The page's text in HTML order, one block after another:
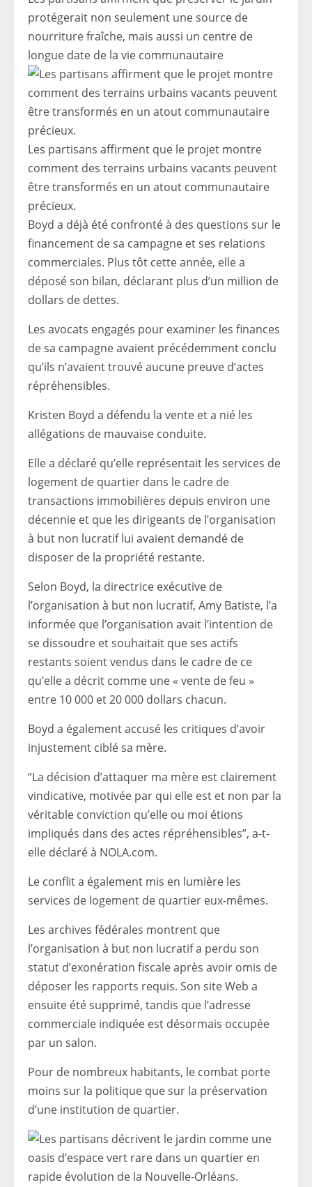
protégerait non seulement une source de
nourriture fraîche, mais aussi un centre de
longue date de la vie communautaire
Les partisans affirment que le projet montre
comment des terrains urbains vacants peuvent
être transformés en un atout communautaire
précieux.
Boyd a déjà été confronté à des questions sur le
financement de sa campagne et ses relations
commerciales. Plus tôt cette année, elle a
déposé son bilan, déclarant plus d’un million de
dollars de dettes.
Les avocats engagés pour examiner les finances
de sa campagne avaient précédemment conclu
qu’ils n’avaient trouvé aucune preuve d’actes
répréhensibles.
Kristen Boyd a défendu la vente et a nié les
allégations de mauvaise conduite.
Elle a déclaré qu’elle représentait les services de
logement de quartier dans le cadre de
transactions immobilières depuis environ une
décennie et que les dirigeants de l’organisation
à but non lucratif lui avaient demandé de
disposer de la propriété restante.
Selon Boyd, la directrice exécutive de
l’organisation à but non lucratif, Amy Batiste, l’a
informée que l’organisation avait l’intention de
se dissoudre et souhaitait que ses actifs
restants soient vendus dans le cadre de ce
qu’elle a décrit comme une « vente de feu »
entre 10 000 et 20 000 dollars chacun.
Boyd a également accusé les critiques d’avoir
injustement ciblé sa mère.
“La décision d’attaquer ma mère est clairement
vindicative, motivée par qui elle est et non par la
véritable conviction qu’elle ou moi étions
impliqués dans des actes répréhensibles”, a-t-
elle déclaré à NOLA.com.
Le conflit a également mis en lumière les
services de logement de quartier eux-mêmes.
Les archives fédérales montrent que
l’organisation à but non lucratif a perdu son
statut d’exonération fiscale après avoir omis de
déposer les rapports requis. Son site Web a
ensuite été supprimé, tandis que l’adresse
commerciale indiquée est désormais occupée
par un salon.
Pour de nombreux habitants, le combat porte
moins sur la politique que sur la préservation
d’une institution de quartier.